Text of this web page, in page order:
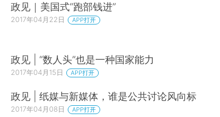
政见｜美国式“跑部钱进”
2017年04月22日 APP打开
政见 | “数人头”也是一种国家能力
2017年04月15日 APP打开
政见 | 纸媒与新媒体，谁是公共讨论风向标
2017年04月08日 APP打开